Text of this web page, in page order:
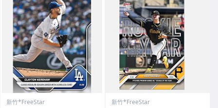
新竹*FreeStar 新竹*FreeStar